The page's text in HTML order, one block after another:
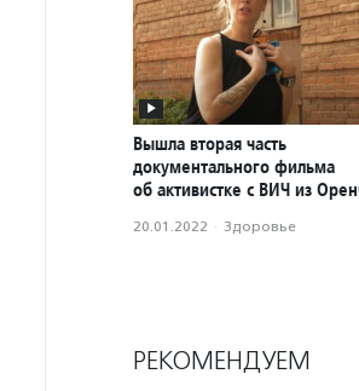
Вышла вторая часть
документального фильма
об активистке с ВИЧ из
20.01.2022 · Здоровье
РЕКОМЕНДУЕМ